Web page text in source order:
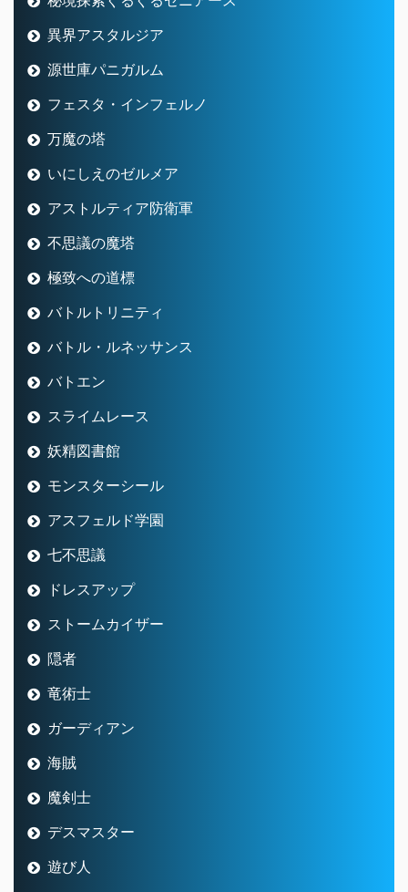
異界アスタルジア
源世庫パニガルム
フェスタ・インフェルノ
万魔の塔
いにしえのゼルメア
アストルティア防衛軍
不思議の魔塔
極致への道標
バトルトリニティ
バトル・ルネッサンス
バトエン
スライムレース
妖精図書館
モンスターシール
アスフェルド学園
七不思議
ドレスアップ
ストームカイザー
隠者
竜術士
ガーディアン
海賊
魔剣士
デスマスター
遊び人